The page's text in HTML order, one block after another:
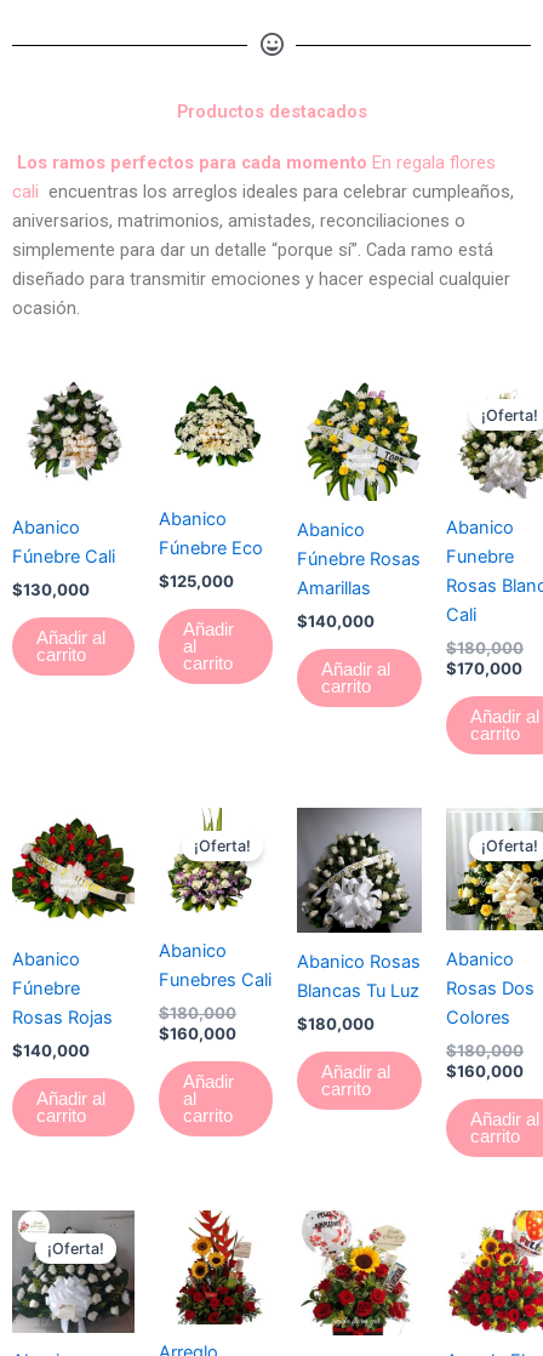
Productos destacados
Los ramos perfectos para cada momento En regala flores
cali encuentras los arreglos ideales para celebrar cumpleaños,
aniversarios, matrimonios, amistades, reconciliaciones o
simplemente para dar un detalle “porque sí”. Cada ramo está
diseñado para transmitir emociones y hacer especial cualquier
ocasión.
Abanico
Fúnebre Cali
$130,000
Añadir al
carrito
Abanico
Fúnebre Eco
$125,000
Añadir
al
carrito
Abanico
Fúnebre Rosas
Amarillas
$140,000
Añadir al
carrito
¡Oferta!
Abanico
Funebre
Rosas
Cali
$180,000
$170,000
es:
Añadir al
carrito
Abanico
Fúnebre
Rosas Rojas
$140,000
Añadir al
carrito
¡Oferta!
Abanico
Funebres Cali
$180,000
precio
original
era:
$180,000.
$160,000
precio
actual
es:
$160,000.
Añadir
al
carrito
Abanico Rosas
Blancas Tu Luz
$180,000
Añadir al
carrito
¡Oferta!
Abanico
Rosas Dos
Colores
$180,000
El
$160,000
El
Añadir al
carrito
¡Oferta!precio
original
era:
$150,000.
precio
actual
es:
$130,000.